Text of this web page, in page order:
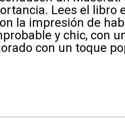
Lees el libro
la impresión de
y chic, con
con un toque